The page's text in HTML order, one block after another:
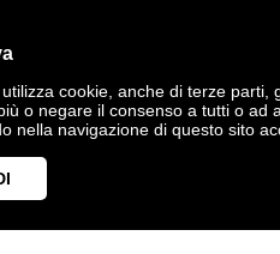
cookie, anche di terze
o negare il consenso a tutti o ad
nella navigazione di questo sito